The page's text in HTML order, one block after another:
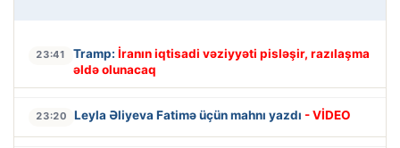
23:41 Tramp: İranın iqtisadi vəziyyəti pisləşir, razılaşma
əldə olunacaq
23:20 Leyla Əliyeva Fatimə üçün mahnı yazdı - VİDEO